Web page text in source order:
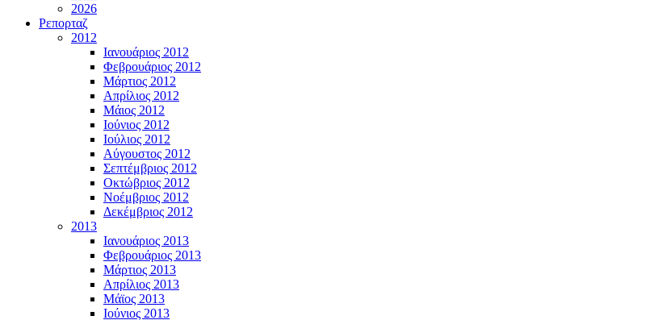
2026
Ρεπορταζ
2012
Ιανουάριος 2012
Φεβρουάριος 2012
Μάρτιος 2012
Απρίλιος 2012
Μάιος 2012
Ιούνιος 2012
Ιούλιος 2012
Αύγουστος 2012
Σεπτέμβριος 2012
Οκτώβριος 2012
Νοέμβριος 2012
Δεκέμβριος 2012
2013
Ιανουάριος 2013
Φεβρουάριος 2013
Μάρτιος 2013
Απρίλιος 2013
Μάϊος 2013
Ιούνιος 2013